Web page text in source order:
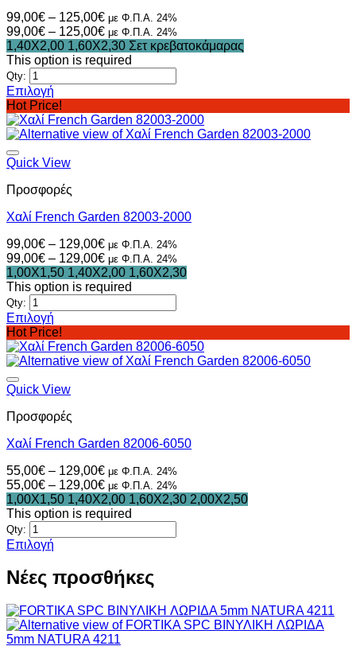
επιλεγούν
στη
σελίδα
του
προϊόντος
99,00€ – 125,00€Price
range:
99,00€
through
με Φ.Π.Α. 24%
99,00€ – 125,00€Price
range:
99,00€
125,00€
με Φ.Π.Α. 24%
1,40X2,00 1,60X2,30 Σετ κρεβατοκάμαρας
This option is required
Qty:
Επιλογή
Αυτό
το
προϊόν
έχει
πολλαπλές
Οι
μπορούν
επιλεγούν
στη
σελίδα
του
προϊόντος
Hot Price!
Quick View
Προσφορές
Χαλί French Garden 82003-2000
99,00€ – 129,00€Price
range:
99,00€
through
με Φ.Π.Α. 24%
99,00€ – 129,00€Price
range:
99,00€
129,00€
με Φ.Π.Α. 24%
1,00X1,50 1,40X2,00 1,60X2,30
This option is required
Qty:
Επιλογή
Αυτό
το
προϊόν
έχει
πολλαπλές
Οι
μπορούν
επιλεγούν
στη
σελίδα
του
προϊόντος
Hot Price!
Quick View
Προσφορές
Χαλί French Garden 82006-6050
55,00€ – 129,00€Price
range:
55,00€
through
με Φ.Π.Α. 24%
55,00€ – 129,00€Price
range:
55,00€
129,00€
με Φ.Π.Α. 24%
1,00X1,50 1,40X2,00 1,60X2,30 2,00X2,50
This option is required
Qty:
Επιλογή
το
προϊόν
έχει
πολλαπλές
παραλλαγές.
Νέες προσθήκες